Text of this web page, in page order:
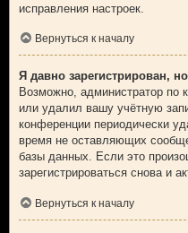
исправления настроек.
Вернуться к началу
Я давно зарегистрирован,
Возможно, администратор по
или удалил вашу учётную
конференции периодически
время не оставляющих
базы данных. Если это
зарегистрироваться снова и
Вернуться к началу